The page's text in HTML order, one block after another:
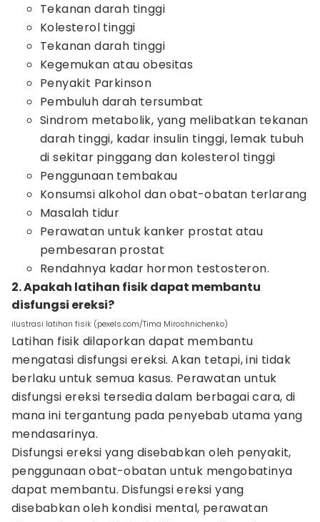
Tekanan darah tinggi
Kolesterol tinggi
Tekanan darah tinggi
Kegemukan atau obesitas
Penyakit Parkinson
Pembuluh darah tersumbat
Sindrom metabolik, yang melibatkan tekanan
darah tinggi, kadar insulin tinggi, lemak tubuh
di sekitar pinggang dan kolesterol tinggi
Penggunaan tembakau
Konsumsi alkohol dan obat-obatan terlarang
Masalah tidur
Perawatan untuk kanker prostat atau
pembesaran prostat
Rendahnya kadar hormon testosteron.
2. Apakah latihan fisik dapat membantu
disfungsi ereksi?
ilustrasi latihan fisik (pexels.com/Tima Miroshnichenko)
Latihan fisik dilaporkan dapat membantu
mengatasi disfungsi ereksi. Akan tetapi, ini tidak
berlaku untuk semua kasus. Perawatan untuk
disfungsi ereksi tersedia dalam berbagai cara, di
mana ini tergantung pada penyebab utama yang
mendasarinya.
Disfungsi ereksi yang disebabkan oleh penyakit,
penggunaan obat-obatan untuk mengobatinya
dapat membantu. Disfungsi ereksi yang
disebabkan oleh kondisi mental, perawatan